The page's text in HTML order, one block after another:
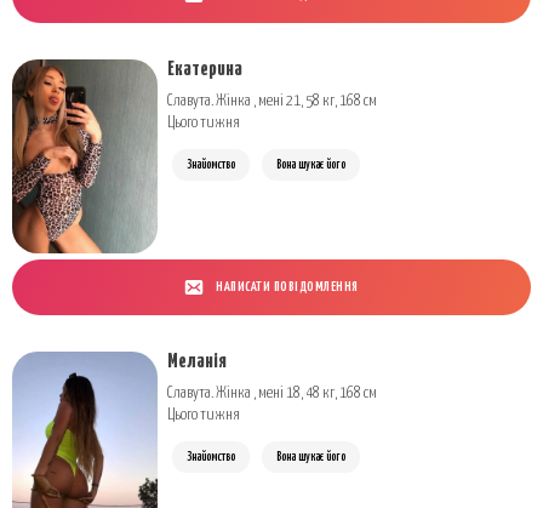
Екатерина
Славута. Жінка , мені 21, 58 кг, 168 см
Цього тижня
Знайомство Вона шукає його
НАПИСАТИ ПОВІДОМЛЕННЯ
Меланія
Славута. Жінка , мені 18, 48 кг, 168 см
Цього тижня
Знайомство Вона шукає його